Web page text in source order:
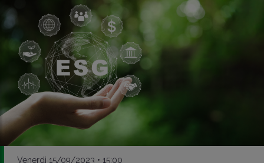
Venerdì 15/09/2023 • 15:00